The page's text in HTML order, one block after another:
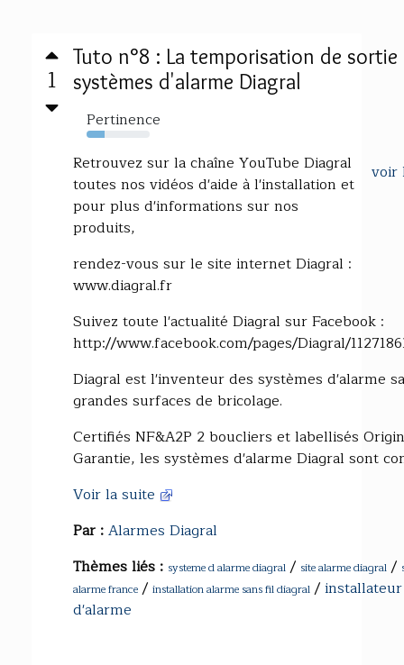
1
Tuto n°8 : La temporisation de sortie
systèmes d'alarme Diagral
Pertinence
29%
voir
Retrouvez sur la chaîne YouTube Diagral
toutes nos vidéos d'aide à l'installation et
pour plus d'informations sur nos
produits,
rendez-vous sur le site internet Diagral :
www.diagral.fr
Suivez toute l'actualité Diagral sur Facebook :
http://www.facebook.com/pages/Diagral/
Diagral est l'inventeur des systèmes d'alarme
grandes surfaces de bricolage.
Certifiés NF&A2P 2 boucliers et labellisés
Garantie, les systèmes d'alarme Diagral sont
Voir la suite
Par :Alarmes Diagral
Thèmes liés : systeme d alarme diagral / site alarme diagral /
alarme france / installation alarme sans fil diagral /installateur
d'alarme